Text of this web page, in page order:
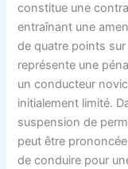
constitue une
entraînant une
de quatre points
représente une
un conducteur
initialement limité.
suspension de
peut être
de conduire pour